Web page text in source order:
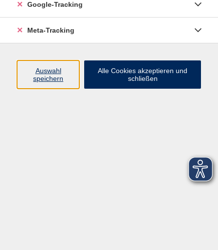
Über uns
Google-Tracking
Meta-Tracking
Auswahl
speichern
Alle Cookies akzeptieren und
schließen